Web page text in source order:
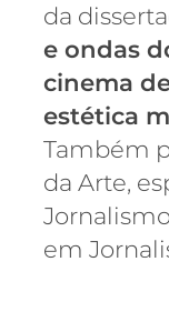
da
e ondas
cinema
estética
Também
da Arte,
em